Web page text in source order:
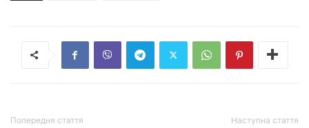
Попередня стаття Наступна стаття